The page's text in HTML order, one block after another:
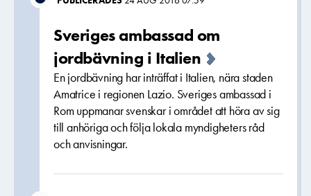
Sveriges ambassad om
jordbävning i Italien
En jordbävning har inträffat i Italien, nära staden
Amatrice i regionen Lazio. Sveriges ambassad i
Rom uppmanar svenskar i området att höra av sig
till anhöriga och följa lokala myndigheters råd
och anvisningar.